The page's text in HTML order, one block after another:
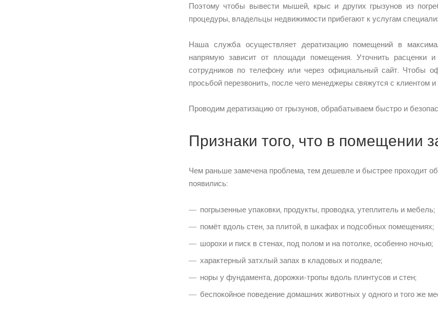
Поэтому чтобы вывести мышей, крыс и других грызунов из
процедуры, владельцы недвижимости прибегают к услугам
Наша служба осуществляет дератизацию помещений в
напрямую зависит от площади помещения. Уточнить расценки
сотрудников по телефону или через официальный сайт. Чтобы
просьбой перезвонить, после чего менеджеры свяжутся с клиентом
Проводим дератизацию от грызунов, обрабатываем быстро и
Признаки того, что в помещении
Чем раньше замечена проблема, тем дешевле и быстрее проходит
появились:
погрызенные упаковки, продукты, проводка, утеплитель и мебель;
помёт вдоль стен, за плитой, в шкафах и подсобных помещениях;
шорохи и писк в стенах, под полом и на потолке, особенно ночью;
характерный затхлый запах в кладовых и подвале;
норы у фундамента, дорожки-тропы вдоль плинтусов и стен;
беспокойное поведение домашних животных у одного и того же